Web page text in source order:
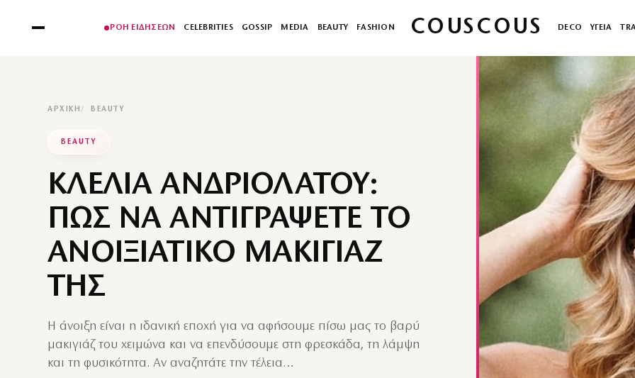
ΡΟΗ ΕΙΔΗΣΕΩΝ CELEBRITIES GOSSIP MEDIA BEAUTY FASHION COUSCOUS DECO ΥΓΕΙΑ
ΑΡΧΙΚΉ BEAUTY
BEAUTY
ΚΛΕΛΙΑ ΑΝΔΡΙΟΛΑΤΟΥ:
ΠΩΣ ΝΑ ΑΝΤΙΓΡΑΨΕΤΕ ΤΟ
ΑΝΟΙΞΙΑΤΙΚΟ ΜΑΚΙΓΙΑΖ
ΤΗΣ
Η άνοιξη είναι η ιδανική εποχή για να αφήσουμε πίσω μας το βαρύ
μακιγιάζ του χειμώνα και να επενδύσουμε στη φρεσκάδα, τη λάμψη
και τη φυσικότητα. Αν αναζητάτε την τέλεια…